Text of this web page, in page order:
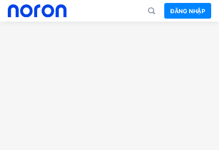
ĐĂNG NHẬP